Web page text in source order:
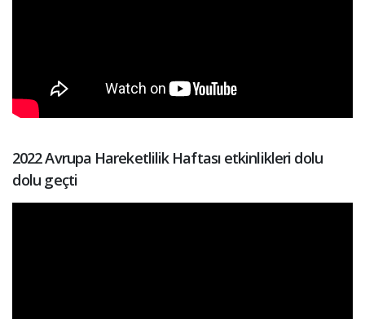
2022 Avrupa Hareketlilik Haftası etkinlikleri dolu
dolu geçti